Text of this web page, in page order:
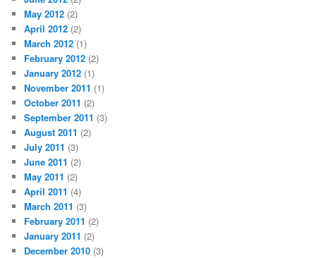
May 2012 (2)
April 2012 (2)
March 2012 (1)
February 2012 (2)
January 2012 (1)
November 2011 (1)
October 2011 (2)
September 2011 (3)
August 2011 (2)
July 2011 (3)
June 2011 (2)
May 2011 (2)
April 2011 (4)
March 2011 (3)
February 2011 (2)
January 2011 (2)
December 2010 (3)